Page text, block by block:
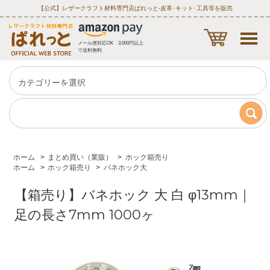
【公式】レザークラフト材料専門店ぱれっと‐皮革･キット･工具等を販売
メール便対応OK 3,000円以上
で送料無料
ホーム > まとめ買い（業販） > ホック箱売り
ホーム
> ホック箱売り > バネホック大
【箱売り】バネホック 大 白 φ13mm｜
足の長さ7mm 1000ヶ